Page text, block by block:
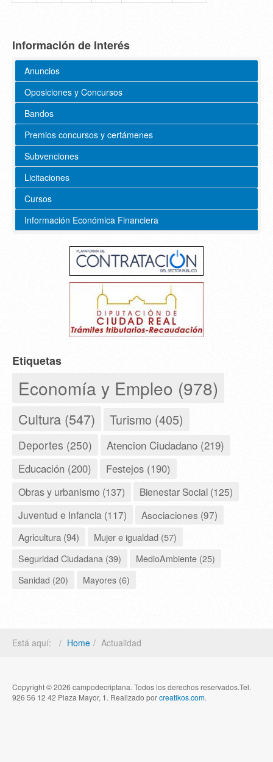
Información de Interés
Anuncios
Oposiciones y Concursos
Bandos
Premios concursos y certámenes
Subvenciones
Licitaciones
Cursos
Información Económica Financiera
Etiquetas
Economía y Empleo (978)
Cultura (547) Turismo (405)
Deportes (250) Atencion Ciudadano (219)
Educación (200) Festejos (190)
Obras y urbanismo (137)
Bienestar Social (125)
Juventud e Infancia (117)
Asociaciones (97)
Agricultura (94)
Mujer e igualdad (57)
Seguridad Ciudadana (39)
MedioAmbiente (25)
Sanidad (20)
Mayores (6)
Está aquí: Home Actualidad
Copyright © 2026 campodecriptana. Todos los derechos reservados.Tel.
926 56 12 42 Plaza Mayor, 1. Realizado porcreatikos.com.